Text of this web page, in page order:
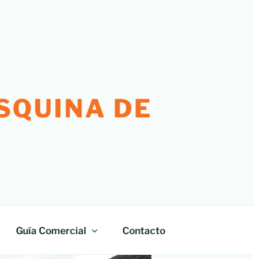
DE
Guía Comercial Contacto